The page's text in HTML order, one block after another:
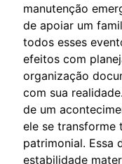
manutenção
de apoiar um
todos esses
efeitos com
organização
com sua
de um
ele se transforme
patrimonial. Essa
estabilidade